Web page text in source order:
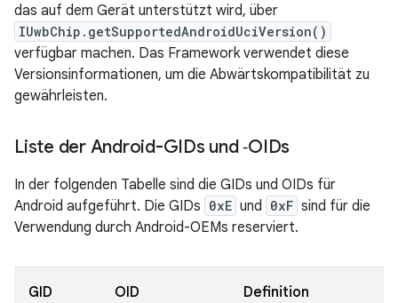
das auf dem Gerät unterstützt wird, über
IUwbChip.getSupportedAndroidUciVersion()
verfügbar machen. Das Framework verwendet diese
Versionsinformationen, um die Abwärtskompatibilität zu
gewährleisten.
Liste der Android-GIDs und ‑OIDs
In der folgenden Tabelle sind die GIDs und OIDs für
Android aufgeführt. Die GIDs 0xE und 0xF sind für die
Verwendung durch Android-OEMs reserviert.
GID OID Definition